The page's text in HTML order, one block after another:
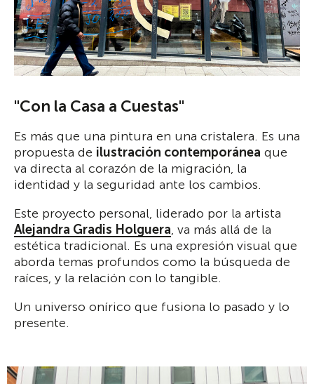
"Con la Casa a Cuestas"
Es más que una pintura en una cristalera. Es una
propuesta de ilustración contemporánea que
va directa al corazón de la migración, la
identidad y la seguridad ante los cambios.
Este proyecto personal, liderado por la artista
Alejandra Gradis Holguera, va más allá de la
estética tradicional. Es una expresión visual que
aborda temas profundos como la búsqueda de
raíces, y la relación con lo tangible.
Un universo onírico que fusiona lo pasado y lo
presente.